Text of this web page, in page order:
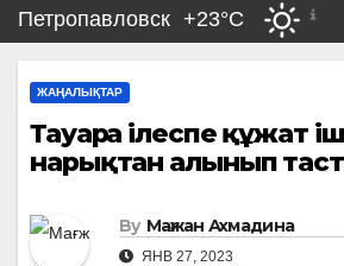
Петропавловск +23°C
ЖАҢАЛЫҚТАР
Тауарға ілеспе құжат
нарықтан алынып
By Мағжан Ахмадина
ЯНВ 27, 2023